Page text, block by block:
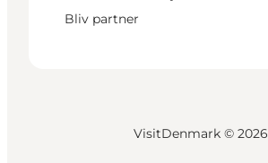
Bliv partner
VisitDenmark © 2026